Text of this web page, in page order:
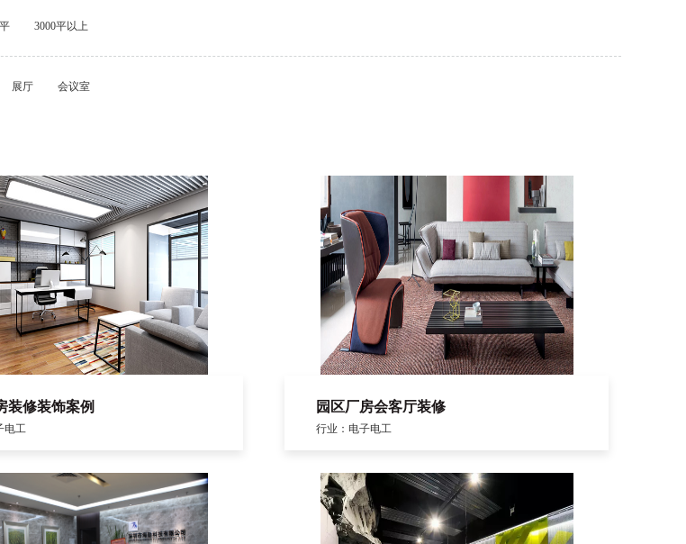
3000平以上
展厅 会议室
装修装饰案例
电工
园区厂房会客厅装修
行业：电子电工